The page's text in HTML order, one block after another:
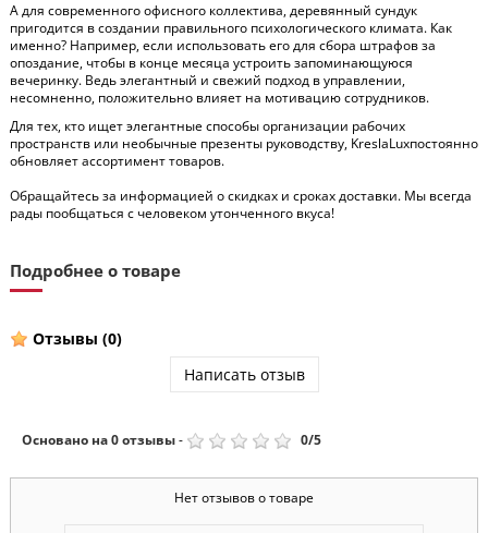
А для современного офисного коллектива, деревянный сундук
пригодится в создании правильного психологического климата. Как
именно? Например, если использовать его для сбора штрафов за
опоздание, чтобы в конце месяца устроить запоминающуюся
вечеринку. Ведь элегантный и свежий подход в управлении,
несомненно, положительно влияет на мотивацию сотрудников.
Для тех, кто ищет элегантные способы организации рабочих
пространств или необычные презенты руководству, KreslaLuxпостоянно
обновляет ассортимент товаров.
Обращайтесь за информацией о скидках и сроках доставки. Мы всегда
рады пообщаться с человеком утонченного вкуса!
Подробнее о товаре
Отзывы (0)
Написать отзыв
Основано на0отзывы- 0/5
Нет отзывов о товаре